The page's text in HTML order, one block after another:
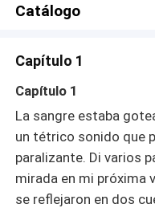
la familia. Desde niño
existe entre ambos es
aquella rubia con
Las cosas solo
guardaespaldas de esa
que a ella tampoco le
incidente ambos
las apariencias y el
Catálogo
Capítulo 1
Capítulo 1
La sangre estaba
un tétrico sonido que
paralizante. Di varios
mirada en mi próxima
se reflejaron en dos